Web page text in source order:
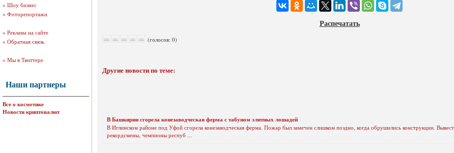
» Шоу бизнес
» Фоторепортажи
» Реклама на сайте
» Обратная связь
» Мы в Твиттере
Наши партнеры
Все о косметике
Новости криптовалют
Распечатать
(голосов: 0)
Другие новости по теме:
В Башкирии сгорела конезаводческая ферма с табуном элитных лошадей
В Иглинском районе под Уфой сгорела конезаводческая ферма. Пожар был замечен слишком поздно, когда обрушились конструкции.
рекордсмены, чемпионы респуб ...